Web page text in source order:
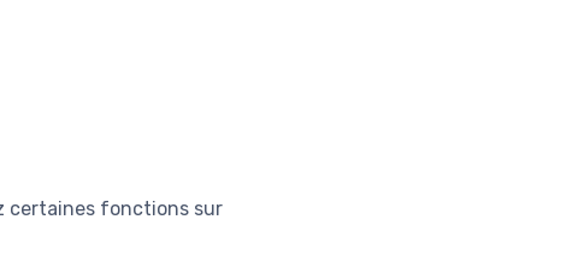
certaines fonctions sur